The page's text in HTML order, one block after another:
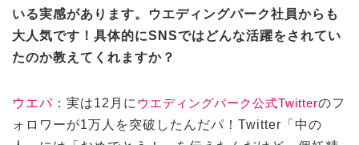
いる実感があります。ウエディングパーク社員からも
大人気です！具体的にSNSではどんな活躍をされてい
たのか教えてくれますか？
ウエパ ：実は12月に ウエディングパーク公式Twitterのフ
ォロワーが1万人を突破したんだパ！Twitter「中の